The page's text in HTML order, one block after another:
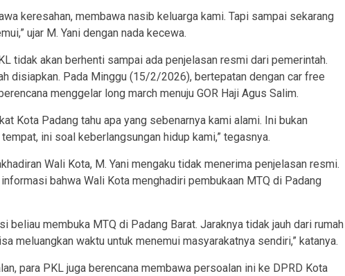
keresahan, membawa nasib keluarga kami. Tapi sampai sekarang
ujar M. Yani dengan nada kecewa.
tidak akan berhenti sampai ada penjelasan resmi dari pemerintah.
disiapkan. Pada Minggu (15/2/2026), bertepatan dengan car free
menggelar long march menuju GOR Haji Agus Salim.
Kota Padang tahu apa yang sebenarnya kami alami. Ini bukan
ini soal keberlangsungan hidup kami,” tegasnya.
Wali Kota, M. Yani mengaku tidak menerima penjelasan resmi.
bahwa Wali Kota menghadiri pembukaan MTQ di Padang
beliau membuka MTQ di Padang Barat. Jaraknya tidak jauh dari rumah
meluangkan waktu untuk menemui masyarakatnya sendiri,” katanya.
para PKL juga berencana membawa persoalan ini ke DPRD Kota